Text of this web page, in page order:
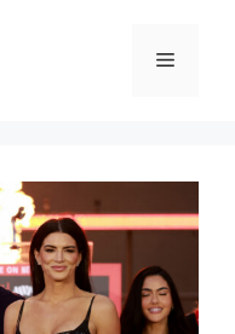
Menu